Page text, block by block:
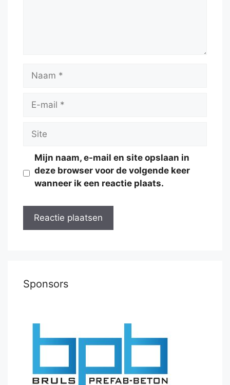
Naam
Site
Mijn naam, e-mail en site opslaan in
deze browser voor de volgende keer
wanneer ik een reactie plaats.
Sponsors